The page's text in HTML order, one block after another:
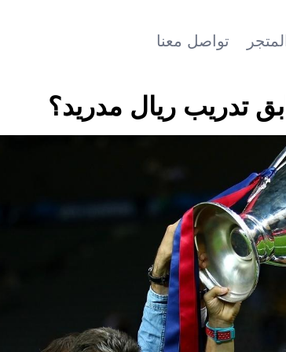
المتجر تواصل معنا
تدريب ريال مدريد؟